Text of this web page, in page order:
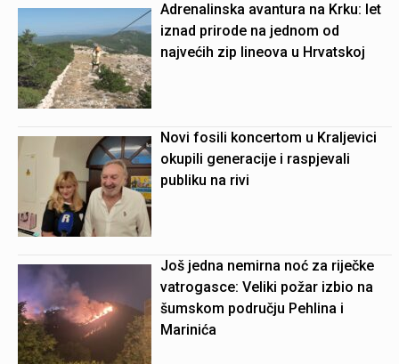
Adrenalinska avantura na Krku: let
iznad prirode na jednom od
najvećih zip lineova u Hrvatskoj
Novi fosili koncertom u Kraljevici
okupili generacije i raspjevali
publiku na rivi
Još jedna nemirna noć za riječke
vatrogasce: Veliki požar izbio na
šumskom području Pehlina i
Marinića